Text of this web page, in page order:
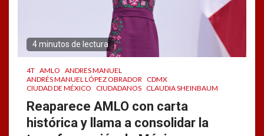
4 minutos de lectura
4T AMLO ANDRES MANUEL
ANDRÉS MANUEL LÓPEZ OBRADOR CDMX
CIUDAD DE MÉXICO CIUDADANOS CLAUDIA SHEINBAUM
Reaparece AMLO con carta
histórica y llama a consolidar la